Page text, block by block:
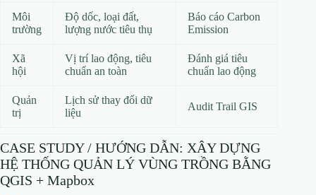
Môi
trường
Độ dốc, loại đất,
lượng nước tiêu thụ
Báo cáo Carbon
Emission
Xã
hội
Vị trí lao động, tiêu
chuẩn an toàn
Đánh giá tiêu
chuẩn lao động
Quản
trị
Lịch sử thay đổi dữ
liệu
Audit Trail GIS
CASE STUDY / HƯỚNG DẪN: XÂY DỰNG
HỆ THỐNG QUẢN LÝ VÙNG TRỒNG BẰNG
QGIS + Mapbox